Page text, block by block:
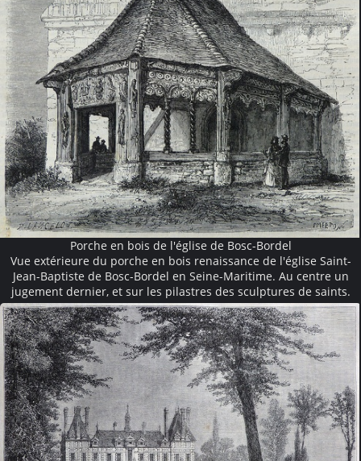
Porche en bois de l'église de Bosc-Bordel
Vue extérieure du porche en bois renaissance de l'église Saint-
Jean-Baptiste de Bosc-Bordel en Seine-Maritime. Au centre un
jugement dernier, et sur les pilastres des sculptures de saints.